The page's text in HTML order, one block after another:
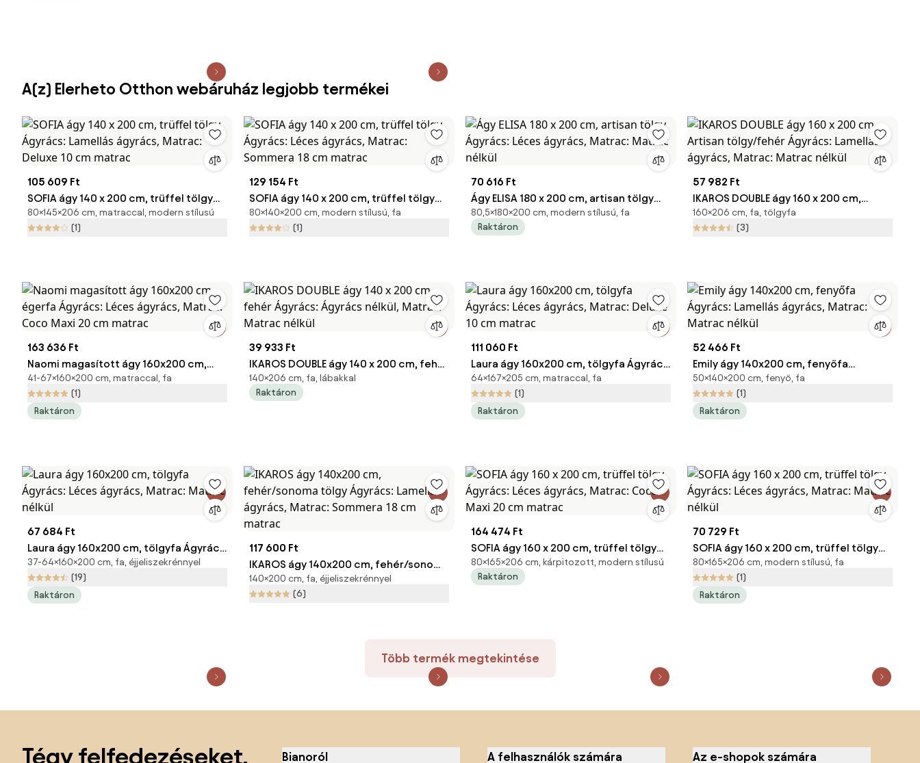
A(z) Elerheto Otthon webáruház legjobb termékei
105 609 Ft
SOFIA ágy 140 x 200 cm, trüffel tölgy
Ágyrács: Lamellás ágyrács, Matrac:
Deluxe 10 cm matrac
80×145×206 cm, matraccal, modern stílusú
(1)
129 154 Ft
SOFIA ágy 140 x 200 cm, trüffel tölgy
Ágyrács: Léces ágyrács, Matrac:
Sommera 18 cm matrac
80×140×200 cm, modern stílusú, fa
(1)
70 616 Ft
Ágy ELISA 180 x 200 cm, artisan tölgy
Ágyrács: Léces ágyrács, Matrac:
Matrac nélkül
80,5×180×200 cm, modern stílusú, fa
Raktáron
57 982 Ft
IKAROS DOUBLE ágy 160 x 200 cm,
Artisan tölgy/fehér Ágyrács: Lamellás
ágyrács, Matrac: Matrac nélkül
160×206 cm, fa, tölgyfa
(3)
163 636 Ft
Naomi magasított ágy 160x200 cm,
égerfa Ágyrács: Léces ágyrács,
Matrac: Coco Maxi 20 cm matrac
41-67×160×200 cm, matraccal, fa
(1)
Raktáron
39 933 Ft
IKAROS DOUBLE ágy 140 x 200 cm, fehér
Ágyrács: Ágyrács nélkül, Matrac:
Matrac nélkül
140×206 cm, fa, lábakkal
Raktáron
111 060 Ft
Laura ágy 160x200 cm, tölgyfa Ágyrács:
Léces ágyrács, Matrac: Deluxe 10 cm
matrac
64×167×205 cm, matraccal, fa
(1)
Raktáron
52 466 Ft
Emily ágy 140x200 cm, fenyőfa
Ágyrács: Lamellás ágyrács, Matrac:
Matrac nélkül
50×140×200 cm, fenyő, fa
(1)
Raktáron
67 684 Ft
Laura ágy 160x200 cm, tölgyfa Ágyrács:
Léces ágyrács, Matrac: Matrac nélkül
37-64×160×200 cm, fa, éjjeliszekrénnyel
(19)
Raktáron
117 600 Ft
IKAROS ágy 140x200 cm, fehér/sonoma
tölgy Ágyrács: Lamellás ágyrács,
Matrac: Sommera 18 cm matrac
140×200 cm, fa, éjjeliszekrénnyel
(6)
164 474 Ft
SOFIA ágy 160 x 200 cm, trüffel tölgy
Ágyrács: Léces ágyrács, Matrac: Coco
Maxi 20 cm matrac
80×165×206 cm, kárpitozott, modern stílusú
Raktáron
70 729 Ft
SOFIA ágy 160 x 200 cm, trüffel tölgy
Ágyrács: Léces ágyrács, Matrac:
Matrac nélkül
80×165×206 cm, modern stílusú, fa
(1)
Raktáron
Több termék megtekintése
Tégy felfedezéseket, Bianoról A felhasználók számára Az e-shopok számára